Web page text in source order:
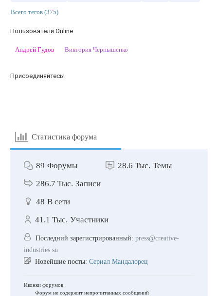
Всего тегов (375)
Пользователи Online
Андрей Гудов Виктория Чернышенко
Присоединяйтесь!
Статистика форума
89 Форумы 28.6 Тыс. Темы
286.7 Тыс. Записи
48 В сети
41.1 Тыс. Участники
Последний зарегистрированный: press@creative-
industries.su
Новейшие посты: Сериал Мандалорец
Иконки форумов:
Форум не содержит непрочитанных сообщений